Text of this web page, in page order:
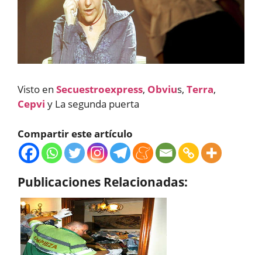
Visto en Secuestroexpress, Obvius, Terra,
Cepvi y La segunda puerta
Compartir este artículo
Publicaciones Relacionadas: